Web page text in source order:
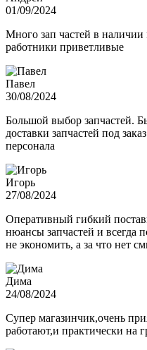
01/09/2024
Много зап частей в
работники приветливые
Павел
30/08/2024
Большой выбор запчастей.
доставки запчастей под
персонала
Игорь
27/08/2024
Оперативный гибкий
нюансы запчастей и всегда
не экономить, а за что нет
Дима
24/08/2024
Супер магазинчик,очень
работают,и практически на